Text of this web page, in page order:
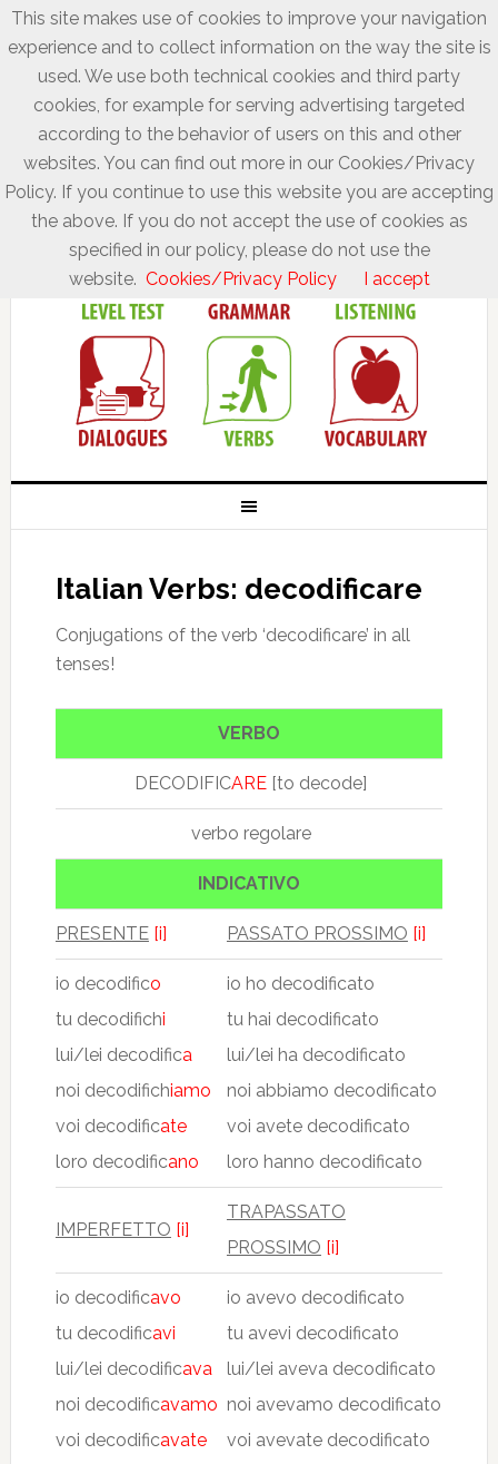
Italian Verbs: decodificare
Conjugations of the verb ‘decodificare’ in all
tenses!
VERBO
DECODIFICARE [to decode]
verbo regolare
INDICATIVO
PRESENTE [i] PASSATO PROSSIMO [i]
io decodifico
tu decodifichi
lui/lei decodifica
noi decodifichiamo
voi decodificate
loro decodificano
io ho decodificato
tu hai decodificato
lui/lei ha decodificato
noi abbiamo decodificato
voi avete decodificato
loro hanno decodificato
IMPERFETTO [i]
TRAPASSATO
PROSSIMO [i]
io decodificavo
tu decodificavi
lui/lei decodificava
noi decodificavamo
voi decodificavate
io avevo decodificato
tu avevi decodificato
lui/lei aveva decodificato
noi avevamo decodificato
voi avevate decodificato
This site makes use of cookies to improve your navigation
experience and to collect information on the way the site is
used. We use both technical cookies and third party
cookies, for example for serving advertising targeted
according to the behavior of users on this and other
websites. You can find out more in our Cookies/Privacy
Policy. If you continue to use this website you are accepting
the above. If you do not accept the use of cookies as
specified in our policy, please do not use the
website. Cookies/Privacy Policy I accept